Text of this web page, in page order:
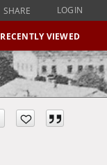
SHARE LOGIN
RECENTLY VIEWED